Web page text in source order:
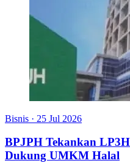
Bisnis · 25 Jul 2026
BPJPH Tekankan
Dukung UMKM Halal